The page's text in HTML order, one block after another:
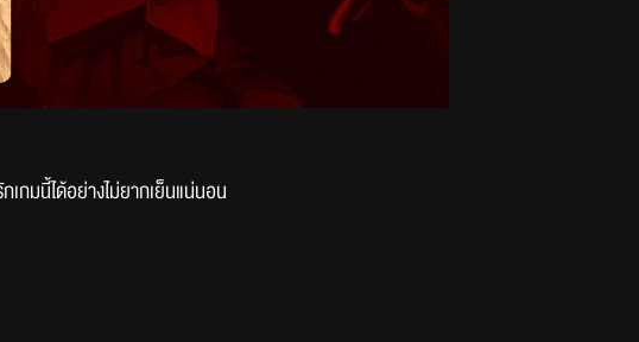
กมนี้ได้อย่างไม่ยากเย็นแน่นอน